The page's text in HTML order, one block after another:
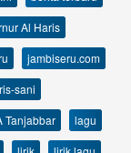
Al Haris
jambiseru.com
sani
Tanjabbar
lagu